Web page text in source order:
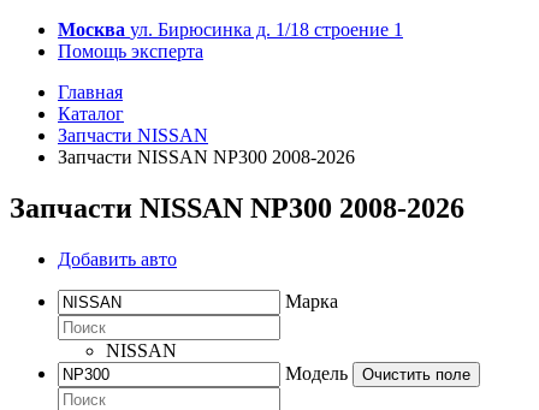
Москва ул. Бирюсинка д. 1/18 строение 1
Помощь эксперта
Главная
Каталог
Запчасти NISSAN
Запчасти NISSAN NP300 2008-2026
Запчасти NISSAN NP300 2008-2026
Добавить авто
Марка
NISSAN
Модель
Очистить поле